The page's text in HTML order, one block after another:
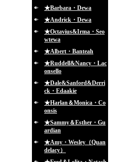
★Barbara・Dewa
★Andrick・Dewa
★Octavius&Irma・Seo
wtewa
★Albert・Banteah
★Ruddell&Nancy・Lac
onsello
★Dale&Sanford&Derri
ck・Edaakie
★Harlan＆Monica・Co
onsis
★Sammy＆Esther・Gu
ardian
★Amy・Wesley（Quan
delacy）